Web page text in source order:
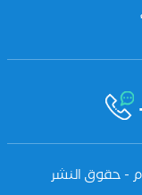
- حقوق النشر